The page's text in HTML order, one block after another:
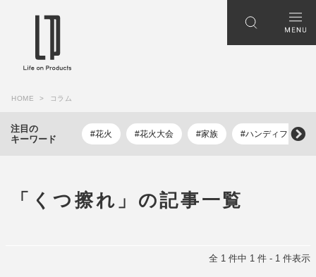
HOME コラム
注目の
キーワード
#花火 #花火大会 #家族 #ハンディファン
「くつ擦れ」の記事一覧
全 1 件中 1 件 - 1 件表示